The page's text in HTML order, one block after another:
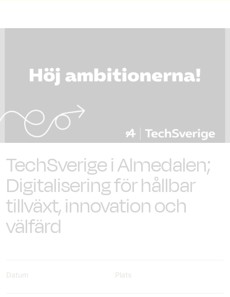
TechSverige i Almedalen;
Digitalisering för hållbar
tillväxt, innovation och
välfärd
Datum Plats